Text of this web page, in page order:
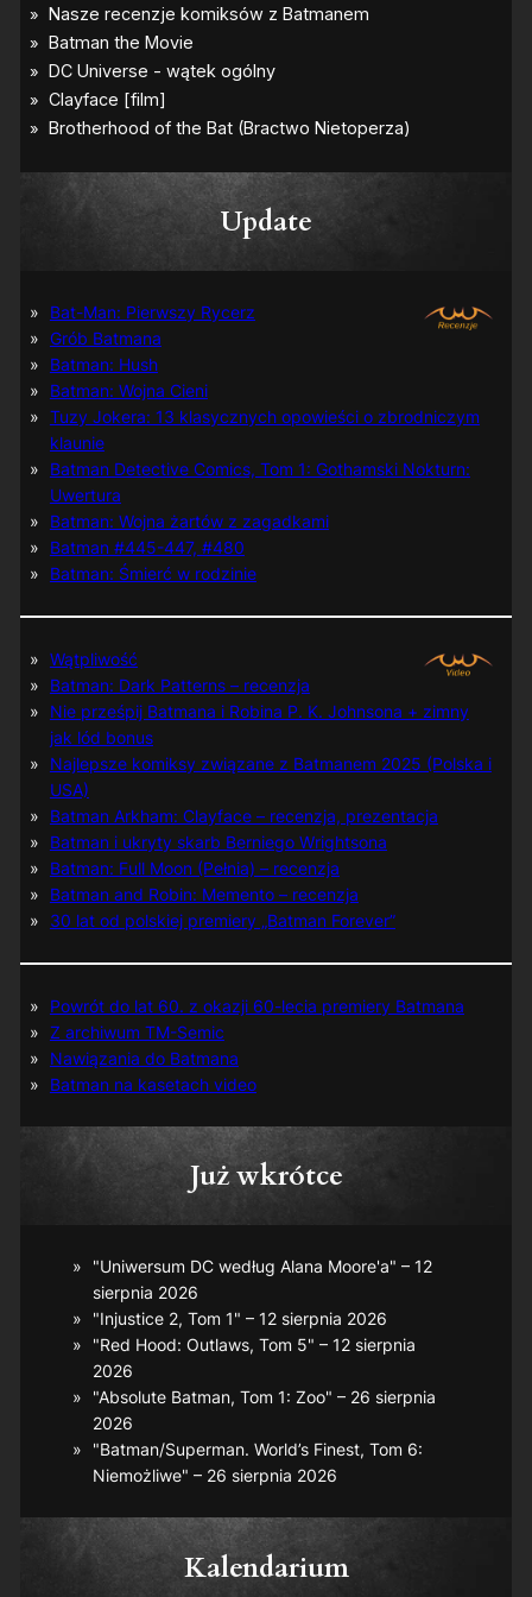
Update
Bat-Man: Pierwszy Rycerz
Grób Batmana
Batman: Hush
Batman: Wojna Cieni
Tuzy Jokera: 13 klasycznych opowieści o zbrodniczym
klaunie
Batman Detective Comics, Tom 1: Gothamski Nokturn:
Uwertura
Batman: Wojna żartów z zagadkami
Batman #445-447, #480
Batman: Śmierć w rodzinie
Wątpliwość
Batman: Dark Patterns – recenzja
Nie prześpij Batmana i Robina P. K. Johnsona + zimny
jak lód bonus
Najlepsze komiksy związane z Batmanem 2025 (Polska i
USA)
Batman Arkham: Clayface – recenzja, prezentacja
Batman i ukryty skarb Berniego Wrightsona
Batman: Full Moon (Pełnia) – recenzja
Batman and Robin: Memento – recenzja
30 lat od polskiej premiery „Batman Forever”
Powrót do lat 60. z okazji 60-lecia premiery Batmana
Z archiwum TM-Semic
Nawiązania do Batmana
Batman na kasetach video
Już wkrótce
"Uniwersum DC według Alana Moore'a" – 12
sierpnia 2026
"Injustice 2, Tom 1" – 12 sierpnia 2026
"Red Hood: Outlaws, Tom 5" – 12 sierpnia
2026
"Absolute Batman, Tom 1: Zoo" – 26 sierpnia
2026
"Batman/Superman. World’s Finest, Tom 6:
Niemożliwe" – 26 sierpnia 2026
Kalendarium